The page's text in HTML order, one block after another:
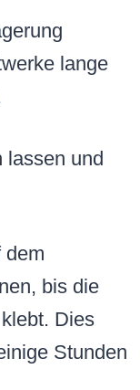
lange
lassen und
dem
bis die
Dies
Stunden